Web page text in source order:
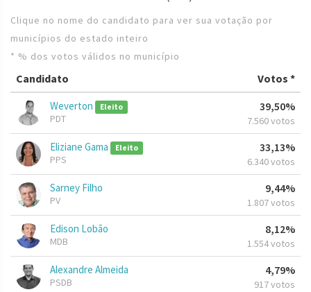
Clique no nome do candidato para ver sua votação por
municípios do estado inteiro
* % dos votos válidos no município
Candidato Votos *
Weverton Eleito
PDT
39,50%
7.560 votos
Eliziane Gama Eleito
PPS
33,13%
6.340 votos
Sarney Filho
PV
9,44%
1.807 votos
Edison Lobão
MDB
8,12%
1.554 votos
Alexandre Almeida
PSDB
4,79%
917 votos